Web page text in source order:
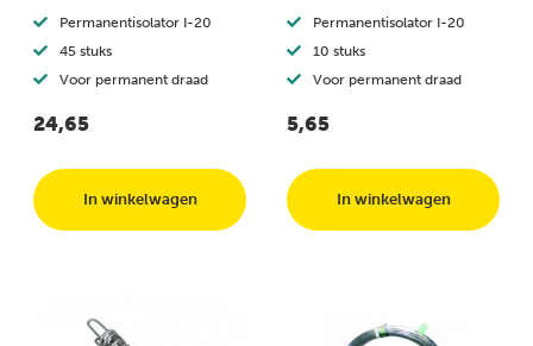
Permanentisolator I-20
45 stuks
Voor permanent draad
24,65
In winkelwagen
Permanentisolator I-20
10 stuks
Voor permanent draad
5,65
In winkelwagen